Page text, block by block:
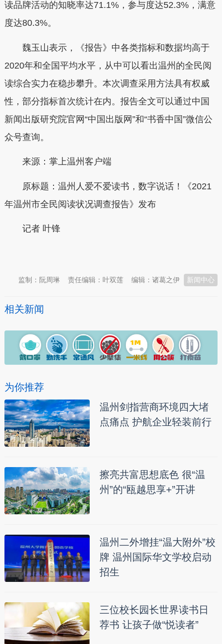
读品牌活动的知晓率达71.1%，参与度达52.3%，满意
度达80.3%。
魏玉山表示，《报告》中各类指标和数据均高于
2020年和全国平均水平，从中可以看出温州的全民阅
读综合实力在稳步攀升。本次调查采用方法具有权威
性，部分指标首次统计在内。报告全文可以通过中国
新闻出版研究院官网“中国出版网”和“书香中国”微信公
众号查询。
来源：掌上温州客户端
原标题：温州人爱不爱读书，数字说话！《2021
年温州市全民阅读状况调查报告》发布
记者 叶锋
新闻中心
编辑：诸葛之伊
责任编辑：叶双莲
监制：阮周琳
相关新闻
为你推荐
温州剑指营商环境四大堵
点痛点 护航企业轻装前行
擦亮共富思想底色 很“温
州”的“瓯越思享+”开讲
温州二外增挂“温大附外”校
牌 温州国际华文学校启动
招生
三位校长园长世界读书日
荐书 让孩子做“悦读者”